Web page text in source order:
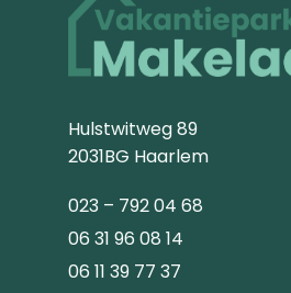
Hulstwitweg 89
2031BG Haarlem
023 – 792 04 68
06 31 96 08 14
06 11 39 77 37